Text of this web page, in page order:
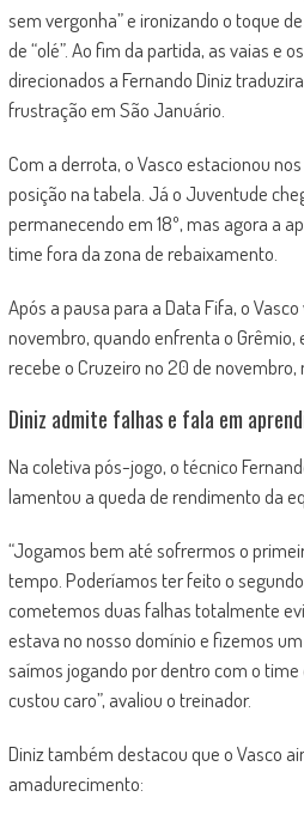
sem vergonha” e ironizando o toque
de “olé”. Ao fim da partida, as vaias e
direcionados a Fernando Diniz
frustração em São Januário.
Com a derrota, o Vasco estacionou
posição na tabela. Já o Juventude
permanecendo em 18º, mas agora a
time fora da zona de rebaixamento.
Após a pausa para a Data Fifa, o
novembro, quando enfrenta o Grêmio,
recebe o Cruzeiro no 20 de novembro,
Diniz admite falhas e fala em
Na coletiva pós-jogo, o técnico
lamentou a queda de rendimento da
“Jogamos bem até sofrermos o
tempo. Poderíamos ter feito o
cometemos duas falhas totalmente
estava no nosso domínio e fizemos
saímos jogando por dentro com o time
custou caro”, avaliou o treinador.
Diniz também destacou que o Vasco
amadurecimento: